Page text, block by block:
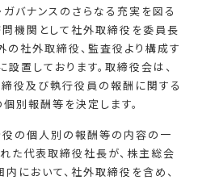
ガバナンスのさらなる充実を図る
機関として社外取締役を委員長
の社外取締役、監査役より構成す
置しております。取締役会は、
役及び執行役員の報酬に関する
別報酬等を決定します。
役の個人別の報酬等の内容の一
た代表取締役社長が、株主総会
において、社外取締役を含め、